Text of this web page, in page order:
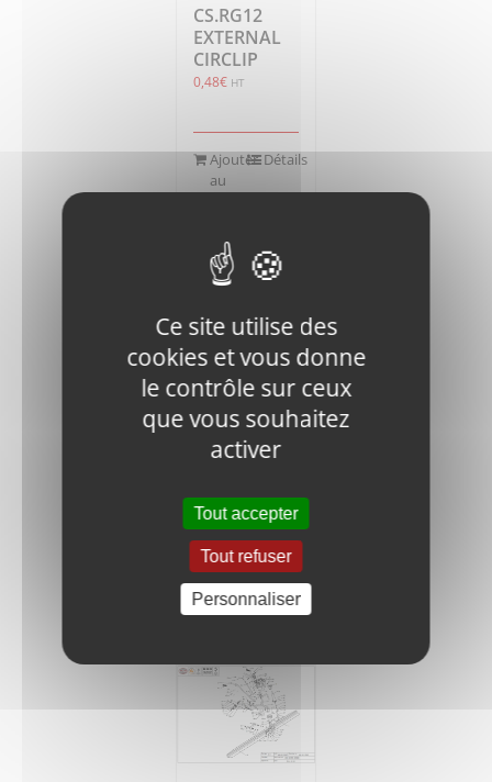
CS.RG12
EXTERNAL
CIRCLIP
0,48€ HT
Ajouter
au
Détails
SUPER
IN.N-M6-
DIN-2 LOCK
0,42€ HT
Ajouter
au
panier
Détails
Ce site utilise des
cookies et vous donne
le contrôle sur ceux
que vous souhaitez
activer
Tout accepter
Tout refuser
Personnaliser